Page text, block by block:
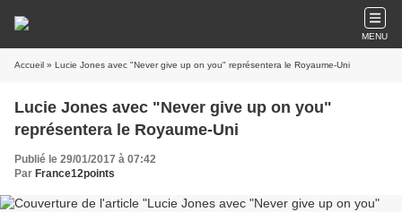
MENU
Accueil » Lucie Jones avec "Never give up on you" représentera le Royaume-Uni
Lucie Jones avec "Never give up on you"
représentera le Royaume-Uni
Publié le 29/01/2017 à 07:42
Par France12points